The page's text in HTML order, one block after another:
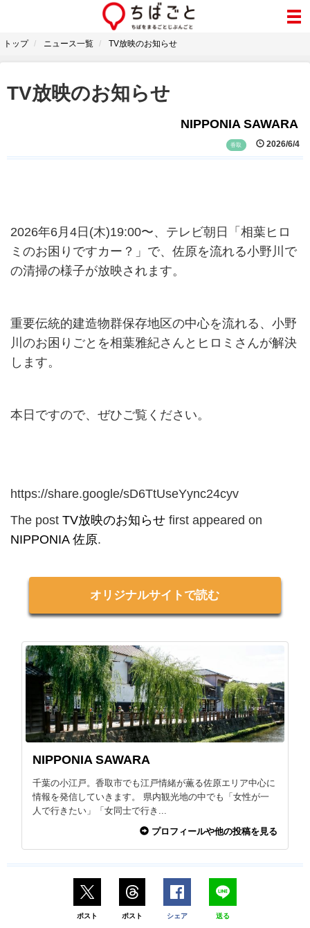
トップ ニュース一覧 TV放映のお知らせ
TV放映のお知らせ
NIPPONIA SAWARA
香取 2026/6/4
2026年6月4日(木)19:00〜、テレビ朝日「相葉ヒロ
ミのお困りですカー？」で、佐原を流れる小野川で
の清掃の様子が放映されます。
重要伝統的建造物群保存地区の中心を流れる、小野
川のお困りごとを相葉雅紀さんとヒロミさんが解決
します。
本日ですので、ぜひご覧ください。
https://share.google/sD6TtUseYync24cyv
The post TV放映のお知らせ first appeared on
NIPPONIA 佐原.
オリジナルサイトで読む
NIPPONIA SAWARA
千葉の小江戸。香取市でも江戸情緒が薫る佐原エリア中心に
情報を発信していきます。 県内観光地の中でも「女性が一
人で行きたい」「女同士で行き...
プロフィールや他の投稿を見る
ポスト ポスト シェア 送る